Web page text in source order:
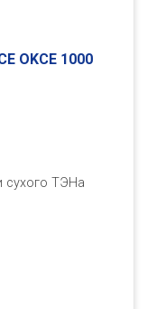
OKCE 1000
сухого ТЭНа